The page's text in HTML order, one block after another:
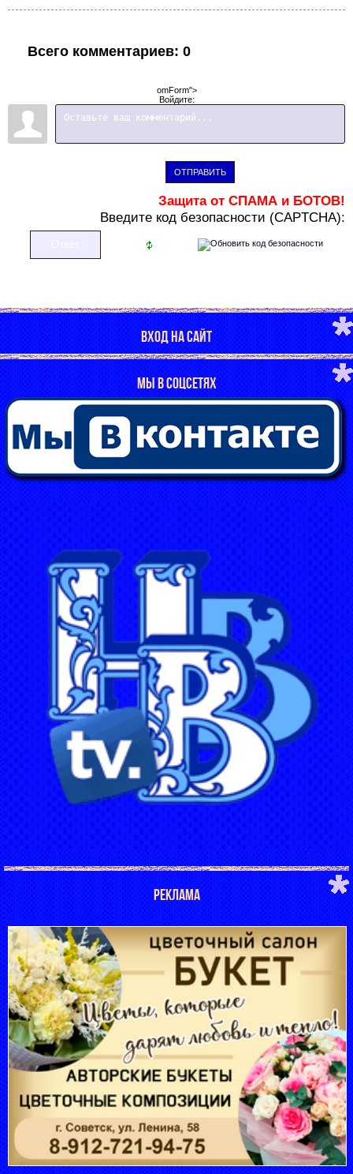
Всего комментариев: 0
omForm">
Войдите:
ОТПРАВИТЬ
Защита от СПАМА и БОТОВ!
Введите код безопасности (CAPTCHA):
ВХОД НА САЙТ
МЫ В СОЦСЕТЯХ
РЕКЛАМА